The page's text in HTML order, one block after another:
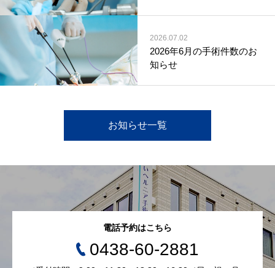
2026.07.02
2026年6月の手術件数のお
知らせ
お知らせ一覧
電話予約はこちら
0438-60-2881